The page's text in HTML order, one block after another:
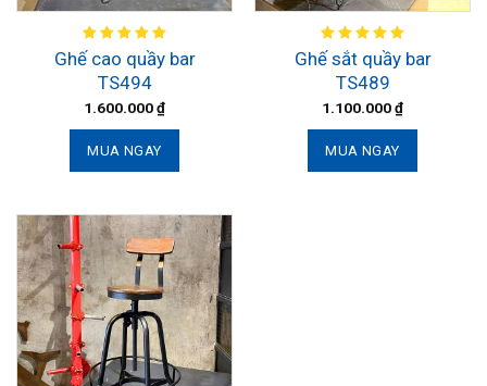
Ghế cao quầy bar
TS494
1.600.000₫
MUA NGAY
Ghế sắt quầy bar
TS489
1.100.000₫
MUA NGAY